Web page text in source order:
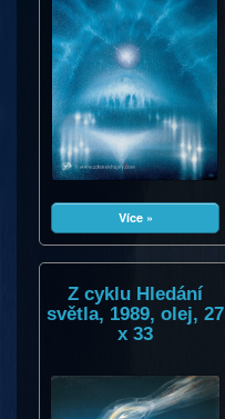
Více »
Z cyklu Hledání
světla, 1989, olej, 27
x 33